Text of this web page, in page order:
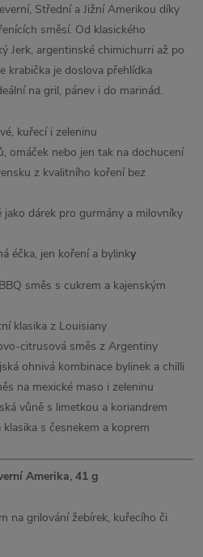
Střední a Jižní Amerikou díky
směsí. Od klasického
Jerk, argentinské chimichurri až po
krabička je doslova přehlídka
na gril, pánev i do marinád.
kuřecí i zeleninu
omáček nebo jen tak na dochucení
z kvalitního koření bez
jako dárek pro gurmány a milovníky
éčka, jen koření a bylinky
směs s cukrem a kajenským
klasika z Louisiany
citrusová směs z Argentiny
ohnivá kombinace bylinek a chilli
na mexické maso i zeleninu
vůně s limetkou a koriandrem
klasika s česnekem a koprem
Amerika, 41 g
na grilování žebírek, kuřecího či